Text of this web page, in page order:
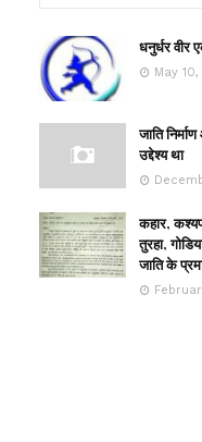
धनुर्धर
May 10,
जाति
उद्देश्य था
कहार,
तुरहा,
जाति के